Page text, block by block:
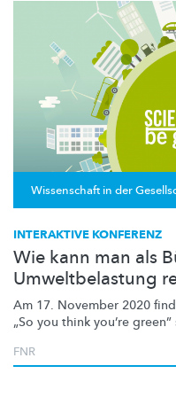
Wissenschaft in der
INTERAKTIVE KONFERENZ
Wie kann man als
Umweltbelastung
Am 17. November 2020
„So you think you’re
FNR